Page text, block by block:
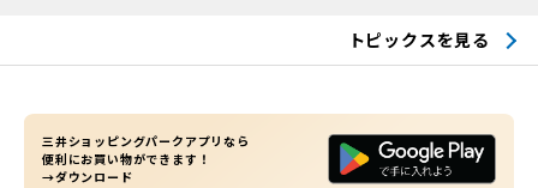
トピックスを見る
三井ショッピングパークアプリなら
便利にお買い物ができます！
→ダウンロード